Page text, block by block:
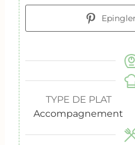
TYPE DE PLAT
Accompagnement